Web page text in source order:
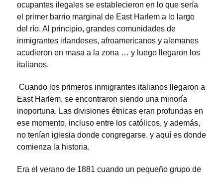
ocupantes ilegales se establecieron en lo que sería
el primer barrio marginal de East Harlem a lo largo
del río. Al principio, grandes comunidades de
inmigrantes irlandeses, afroamericanos y alemanes
acudieron en masa a la zona … y luego llegaron los
italianos.
Cuando los primeros inmigrantes italianos llegaron a
East Harlem, se encontraron siendo una minoría
inoportuna. Las divisiones étnicas eran profundas en
ese momento, incluso entre los católicos, y además,
no tenían iglesia donde congregarse, y aquí es donde
comienza la historia.
Era el verano de 1881 cuando un pequeño grupo de